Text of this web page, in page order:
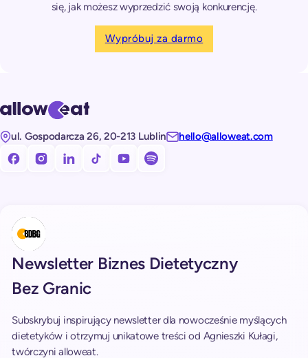
się, jak możesz wyprzedzić swoją konkurencję.
Wypróbuj za darmo
ul. Gospodarcza 26, 20-213 Lublin hello@alloweat.com
Obserwuj nas na facebooku!
Obserwuj nas na Instagramie!
Obserwuj nas na LinkedIn!
Obserwuj nas na TikToku!
Subskrybuj nasz kanał na Youtube!
Subskrybuj nasz kanał na Spotify!
Newsletter Biznes Dietetyczny
Bez Granic
Subskrybuj inspirujący newsletter dla nowocześnie myślących
dietetyków i otrzymuj unikatowe treści od Agnieszki Kułagi,
twórczyni alloweat.